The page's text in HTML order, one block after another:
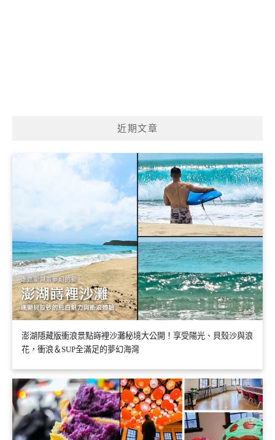
近期文章
澎湖隱藏版衝浪景點嵵裡沙灘秘境大公開！享受陽光、貝殼沙與浪
花，衝浪＆SUP全滿足的夢幻海灣